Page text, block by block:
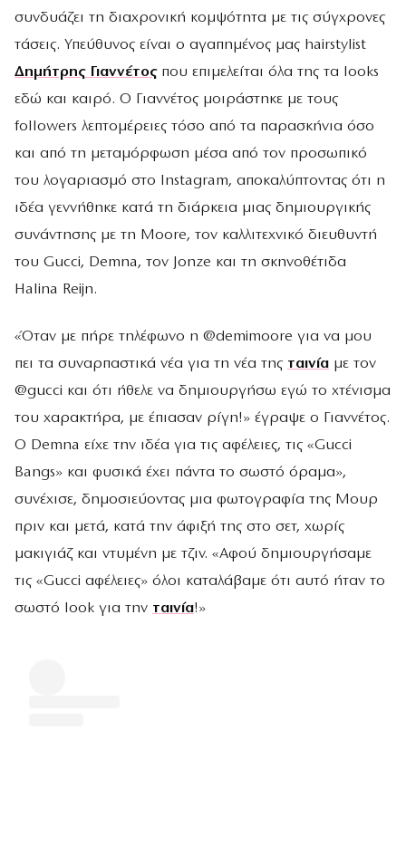
συνδυάζει τη διαχρονική κομψότητα με τις σύγχρονες
τάσεις. Υπεύθυνος είναι ο αγαπημένος μας hairstylist
Δημήτρης Γιαννέτοςπου επιμελείται όλα της τα looks
εδώ και καιρό. Ο Γιαννέτος μοιράστηκε με τους
followers λεπτομέρειες τόσο από τα παρασκήνια όσο
και από τη μεταμόρφωση μέσα από τον προσωπικό
του λογαριασμό στο Instagram, αποκαλύπτοντας ότι η
ιδέα γεννήθηκε κατά τη διάρκεια μιας δημιουργικής
συνάντησης με τη Moore, τον καλλιτεχνικό διευθυντή
του Gucci, Demna, τον Jonze και τη σκηνοθέτιδα
Halina Reijn.
«Όταν με πήρε τηλέφωνο η @demimoore για να μου
πει τα συναρπαστικά νέα για τη νέα της ταινία με τον
@gucci και ότι ήθελε να δημιουργήσω εγώ το χτένισμα
του χαρακτήρα, με έπιασαν ρίγη!» έγραψε ο Γιαννέτος.
Ο Demna είχε την ιδέα για τις αφέλειες, τις «Gucci
Bangs» και φυσικά έχει πάντα το σωστό όραμα»,
συνέχισε, δημοσιεύοντας μια φωτογραφία της Μουρ
πριν και μετά, κατά την άφιξή της στο σετ, χωρίς
μακιγιάζ και ντυμένη με τζιν. «Αφού δημιουργήσαμε
τις «Gucci αφέλειες» όλοι καταλάβαμε ότι αυτό ήταν το
σωστό look για την ταινία!»